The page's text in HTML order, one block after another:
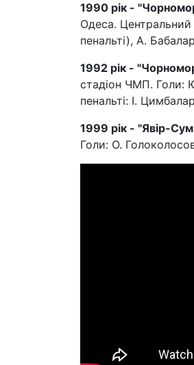
1990 рік -
Одеса.
пенальті), А.
1992 рік -
стадіон ЧМП. Голи:
пенальті: І.
1999 рік - "Явір-
Голи: О.